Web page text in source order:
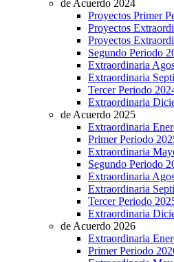
de Acuerdo 2024
Proyectos Primer
Proyectos
Proyectos
Segundo Periodo
Extraordinaria
Extraordinaria
Tercer Periodo
Extraordinaria
de Acuerdo 2025
Extraordinaria
Primer Periodo
Extraordinaria
Segundo Periodo
Extraordinaria
Extraordinaria
Tercer Periodo
Extraordinaria
de Acuerdo 2026
Extraordinaria
Primer Periodo